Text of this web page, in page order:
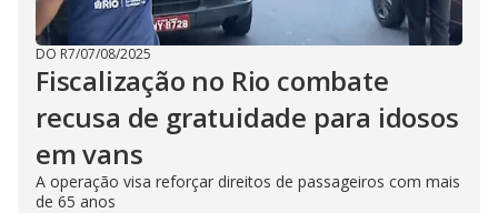
DO R7/07/08/2025
Fiscalização no Rio combate
recusa de gratuidade para idosos
em vans
A operação visa reforçar direitos de passageiros com mais
de 65 anos